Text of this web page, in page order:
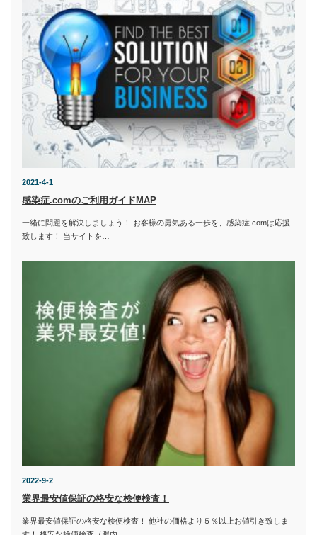
2021-4-1
感染症.comのご利用ガイドMAP
一緒に問題を解決しましょう！ お客様の勇気ある一歩を、感染症.comは応援
致します！ 当サイトを…
2022-9-2
業界最安値保証の格安な検便検査！
業界最安値保証の格安な検便検査！ 他社の価格より５％以上お値引き致しま